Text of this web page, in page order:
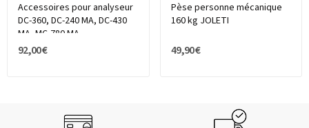
Accessoires pour analyseur
DC-360, DC-240 MA, DC-430
MA, MC-780 MA
92,00 €
Pèse personne mécanique
160 kg JOLETI
49,90 €